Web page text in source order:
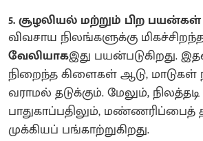
5. சூழலியல் மற்றும் பிற பயன்கள்
விவசாய நிலங்களுக்கு
வேலியாகஇது பயன்படுகிறது.
நிறைந்த கிளைகள் ஆடு, மாடுகள்
வராமல் தடுக்கும். மேலும்,
பாதுகாப்பதிலும், மண்ணரிப்பைத்
முக்கியப் பங்காற்றுகிறது.